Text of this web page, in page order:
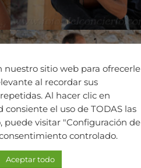
nuestro sitio web para ofrecerle
al recordar sus
Al hacer clic en
consiente el uso de TODAS las
puede visitar "Configuración de
controlado.
Aceptar todo